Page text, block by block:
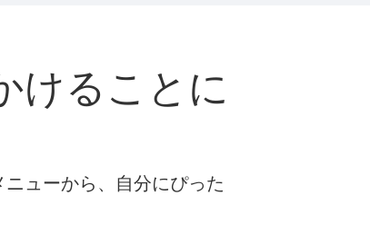
けることに
ューから、自分にぴった